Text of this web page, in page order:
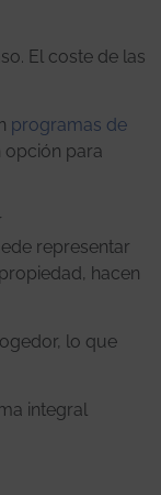
El coste de las
programas de
para
representar
hacen
lo que
integral